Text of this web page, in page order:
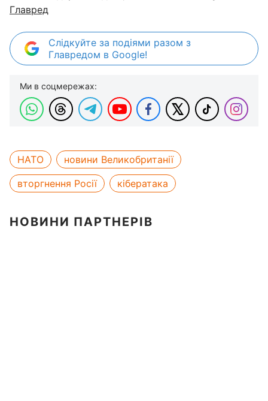
Главред
Слідкуйте за подіями разом з
Главредом в Google!
Ми в соцмережах:
НАТО
новини Великобританії
вторгнення Росії
кібератака
НОВИНИ ПАРТНЕРІВ